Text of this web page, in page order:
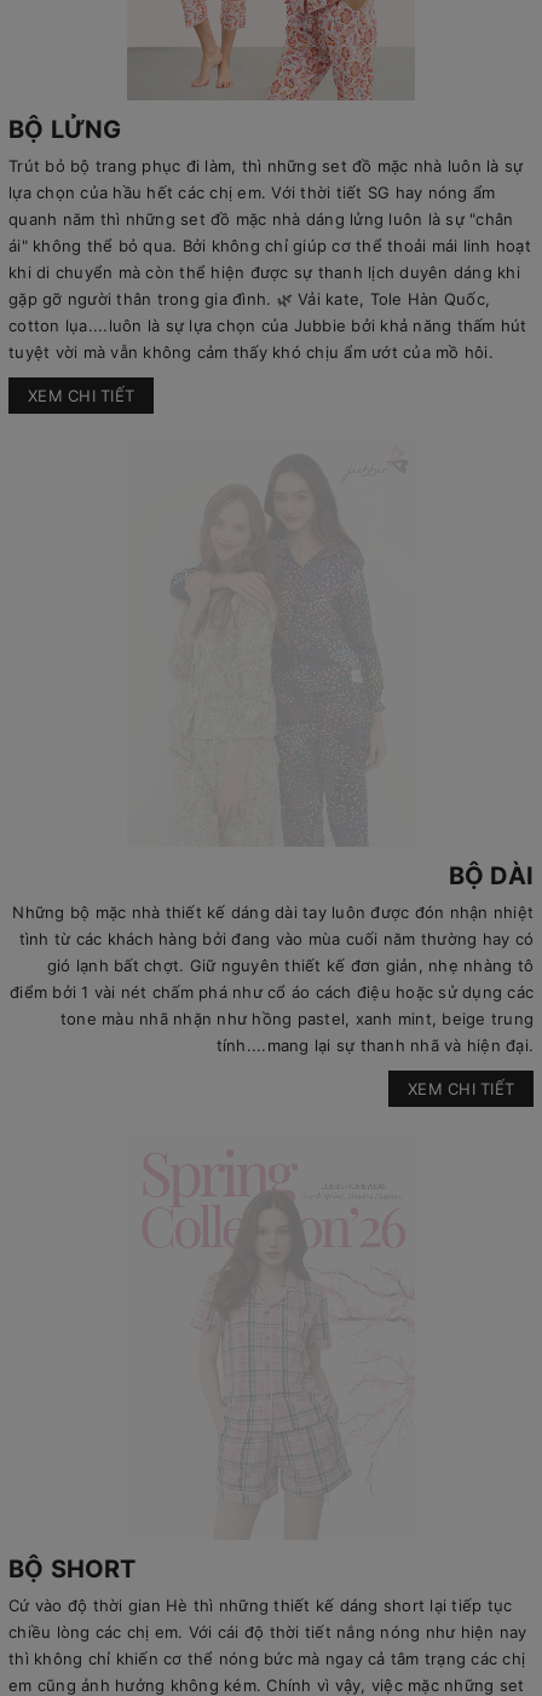
BỘ LỬNG
Trút bỏ bộ trang phục đi làm, thì những set đồ mặc nhà luôn là sự
lựa chọn của hầu hết các chị em. Với thời tiết SG hay nóng ẩm
quanh năm thì những set đồ mặc nhà dáng lửng luôn là sự "chân
ái" không thể bỏ qua. Bởi không chỉ giúp cơ thể thoải mái linh hoạt
khi di chuyển mà còn thể hiện được sự thanh lịch duyên dáng khi
gặp gỡ người thân trong gia đình. 🌿 Vải kate, Tole Hàn Quốc,
cotton lụa....luôn là sự lựa chọn của Jubbie bởi khả năng thấm hút
tuyệt vời mà vẫn không cảm thấy khó chịu ẩm ướt của mồ hôi.
XEM CHI TIẾT
BỘ DÀI
Những bộ mặc nhà thiết kế dáng dài tay luôn được đón nhận nhiệt
tình từ các khách hàng bởi đang vào mùa cuối năm thường hay có
gió lạnh bất chợt. Giữ nguyên thiết kế đơn giản, nhẹ nhàng tô
điểm bởi 1 vài nét chấm phá như cổ áo cách điệu hoặc sử dụng các
tone màu nhã nhặn như hồng pastel, xanh mint, beige trung
tính....mang lại sự thanh nhã và hiện đại.
XEM CHI TIẾT
BỘ SHORT
Cứ vào độ thời gian Hè thì những thiết kế dáng short lại tiếp tục
chiều lòng các chị em. Với cái độ thời tiết nắng nóng như hiện nay
thì không chỉ khiến cơ thể nóng bức mà ngay cả tâm trạng các chị
em cũng ảnh hưởng không kém. Chính vì vậy, việc mặc những set